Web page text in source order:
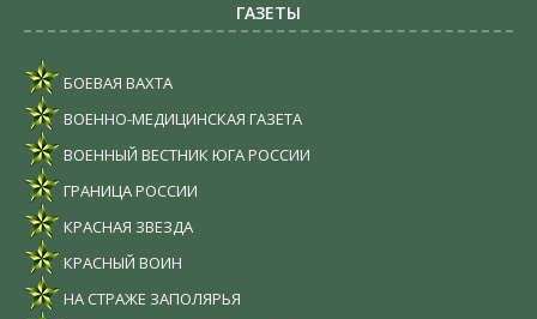
ГАЗЕТЫ
БОЕВАЯ ВАХТА
ВОЕННО-МЕДИЦИНСКАЯ ГАЗЕТА
ВОЕННЫЙ ВЕСТНИК ЮГА РОССИИ
ГРАНИЦА РОССИИ
КРАСНАЯ ЗВЕЗДА
КРАСНЫЙ ВОИН
НА СТРАЖЕ ЗАПОЛЯРЬЯ